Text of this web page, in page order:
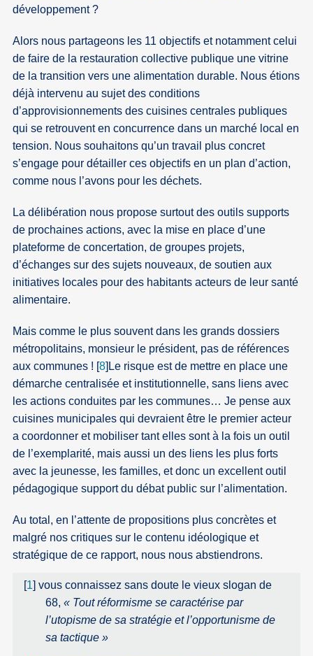
développement ?
Alors nous partageons les 11 objectifs et notamment celui
de faire de la restauration collective publique une vitrine
de la transition vers une alimentation durable. Nous étions
déjà intervenu au sujet des conditions
d’approvisionnements des cuisines centrales publiques
qui se retrouvent en concurrence dans un marché local en
tension. Nous souhaitons qu’un travail plus concret
s’engage pour détailler ces objectifs en un plan d’action,
comme nous l’avons pour les déchets.
La délibération nous propose surtout des outils supports
de prochaines actions, avec la mise en place d’une
plateforme de concertation, de groupes projets,
d’échanges sur des sujets nouveaux, de soutien aux
initiatives locales pour des habitants acteurs de leur santé
alimentaire.
Mais comme le plus souvent dans les grands dossiers
métropolitains, monsieur le président, pas de références
aux communes ! [8 Le risque est de mettre en place une
démarche centralisée et institutionnelle, sans liens avec
les actions conduites par les communes… Je pense aux
cuisines municipales qui devraient être le premier acteur
a coordonner et mobiliser tant elles sont à la fois un outil
de l’exemplarité, mais aussi un des liens les plus forts
avec la jeunesse, les familles, et donc un excellent outil
pédagogique support du débat public sur l’alimentation.
Au total, en l’attente de propositions plus concrètes et
malgré nos critiques sur le contenu idéologique et
stratégique de ce rapport, nous nous abstiendrons.
[1]vous connaissez sans doute le vieux slogan de
68, « Tout réformisme se caractérise par
l’utopisme de sa stratégie et l’opportunisme de
sa tactique »